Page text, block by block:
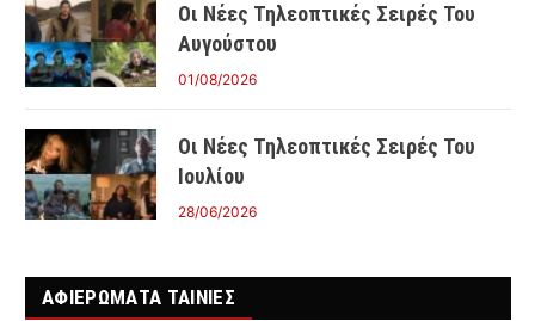
Οι Νέες Τηλεοπτικές Σειρές Του
Αυγούστου
01/08/2026
Οι Νέες Τηλεοπτικές Σειρές Του
Ιουλίου
28/06/2026
ΑΦΙΕΡΩΜΑΤΑ ΤΑΙΝΊΕΣ